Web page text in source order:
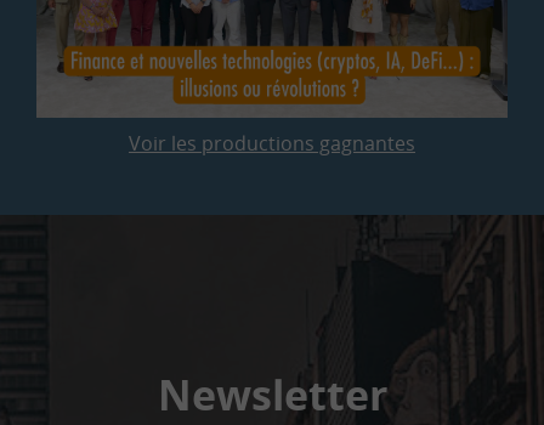
Voir les productions gagnantes
Newsletter